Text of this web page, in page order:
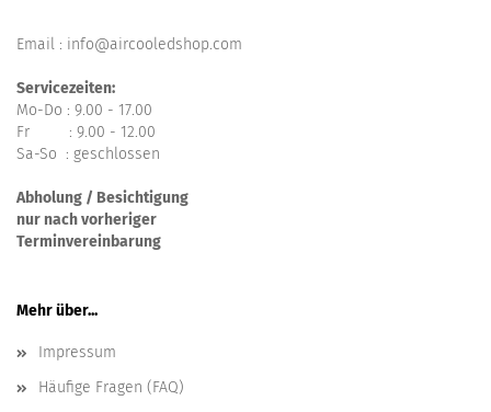
Email : info@aircooledshop.com
Servicezeiten:
Mo-Do : 9.00 - 17.00
Fr : 9.00 - 12.00
Sa-So : geschlossen
Abholung / Besichtigung
nur nach vorheriger
Terminvereinbarung
Mehr über...
Impressum
Häufige Fragen (FAQ)